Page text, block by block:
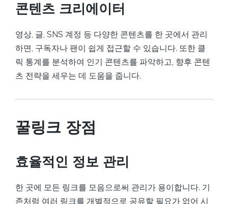
콘텐츠 크리에이터
영상, 글, SNS 계정 등 다양한 콘텐츠를 한 곳에서 관리
하면, 구독자나 팬이 쉽게 접근할 수 있습니다. 또한 클
릭 통계를 분석하여 인기 콘텐츠를 파악하고, 향후 콘텐
츠 전략을 세우는 데 도움을 줍니다.
꿀링크 장점
효율적인 정보 관리
한 곳에 모든 링크를 모음으로써 관리가 용이합니다. 기
존처럼 여러 링크를 개별적으로 공유할 필요가 없어 시